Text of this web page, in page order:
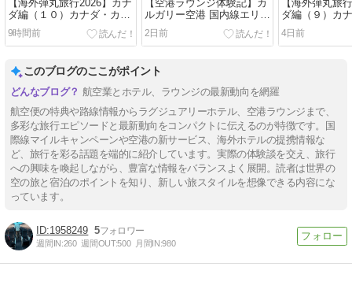
【海外弾丸旅行2026】カナ
ダ編（１０）カナダ・カル
ガリー空港からバンクーバ
ー空港へ AC227便 エア・
カナダ エアバスA321-200
ナダの国内幹線路線に搭乗
9時間前
【空港ラウンジ体験記】カ
ルガリー空港 国内線エリア
Maple Leaf Lounge（メイ
プルリーフ・ラウンジ） エ
ア・カナダの運営するフリ
2日前
【海外弾丸旅
ダ編（９）カ
ーナイフ空港
ー空港へ
トジェット航
4日前
このブログのここがポイント
航空業とホテル、ラウンジの最新動向を網羅
航空便の特典や路線情報からラグジュアリーホテル、空港ラウンジまで、
多彩な旅行エピソードと最新動向をコンパクトに伝えるのが特徴です。国
際線マイルキャンペーンや空港の新サービス、海外ホテルの提携情報な
ど、旅行を彩る話題を端的に紹介しています。実際の体験談を交え、旅行
への興味を喚起しながら、豊富な情報をバランスよく展開。読者は世界の
空の旅と宿泊のポイントを知り、新しい旅スタイルを想像できる内容にな
っています。
1958249 5
週間IN:260 週間OUT:500 月間IN:980